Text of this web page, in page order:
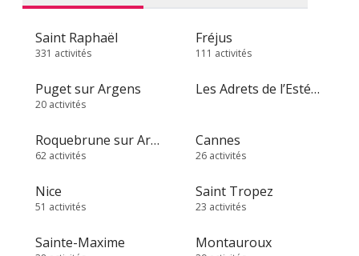
Saint Raphaël
331 activités
Fréjus
111 activités
Puget sur Argens
20 activités
Les Adrets de l’Estérel
Roquebrune sur Argens
62 activités
Cannes
26 activités
Nice
51 activités
Saint Tropez
23 activités
Sainte-Maxime Montauroux